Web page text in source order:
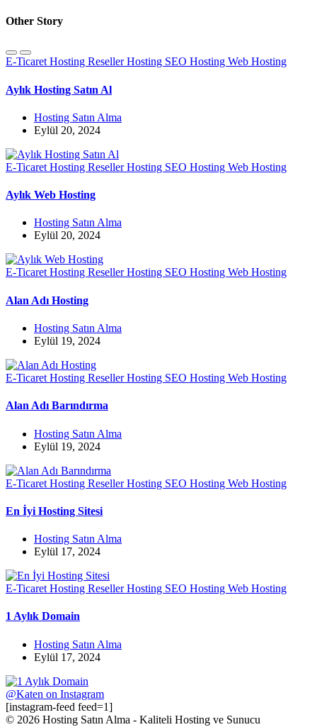
Other Story
E-Ticaret Hosting Reseller Hosting SEO Hosting Web Hosting
Aylık Hosting Satın Al
Hosting Satın Alma
Eylül 20, 2024
E-Ticaret Hosting Reseller Hosting SEO Hosting Web Hosting
Aylık Web Hosting
Hosting Satın Alma
Eylül 20, 2024
E-Ticaret Hosting Reseller Hosting SEO Hosting Web Hosting
Alan Adı Hosting
Hosting Satın Alma
Eylül 19, 2024
E-Ticaret Hosting Reseller Hosting SEO Hosting Web Hosting
Alan Adı Barındırma
Hosting Satın Alma
Eylül 19, 2024
E-Ticaret Hosting Reseller Hosting SEO Hosting Web Hosting
En İyi Hosting Sitesi
Hosting Satın Alma
Eylül 17, 2024
E-Ticaret Hosting Reseller Hosting SEO Hosting Web Hosting
1 Aylık Domain
Hosting Satın Alma
Eylül 17, 2024
@Katen on Instagram
[instagram-feed feed=1]
© 2026 Hosting Satın Alma - Kaliteli Hosting ve Sunucu